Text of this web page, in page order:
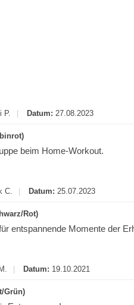
P. Datum: 27.08.2023
beim Home-Workout.
C. Datum: 25.07.2023
Rot)
entspannende Momente der
Datum: 19.10.2021
Grün)